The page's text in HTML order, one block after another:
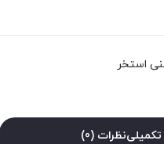
استخر
نظرات (0)